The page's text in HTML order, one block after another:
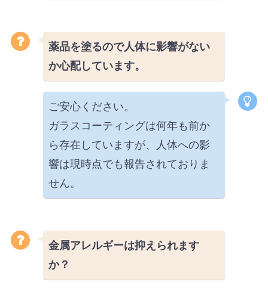
薬品を塗るので人体に影響がない
か心配しています。
ご安心ください。
ガラスコーティングは何年も前か
ら存在していますが、人体への影
響は現時点でも報告されておりま
せん。
金属アレルギーは抑えられます
か？